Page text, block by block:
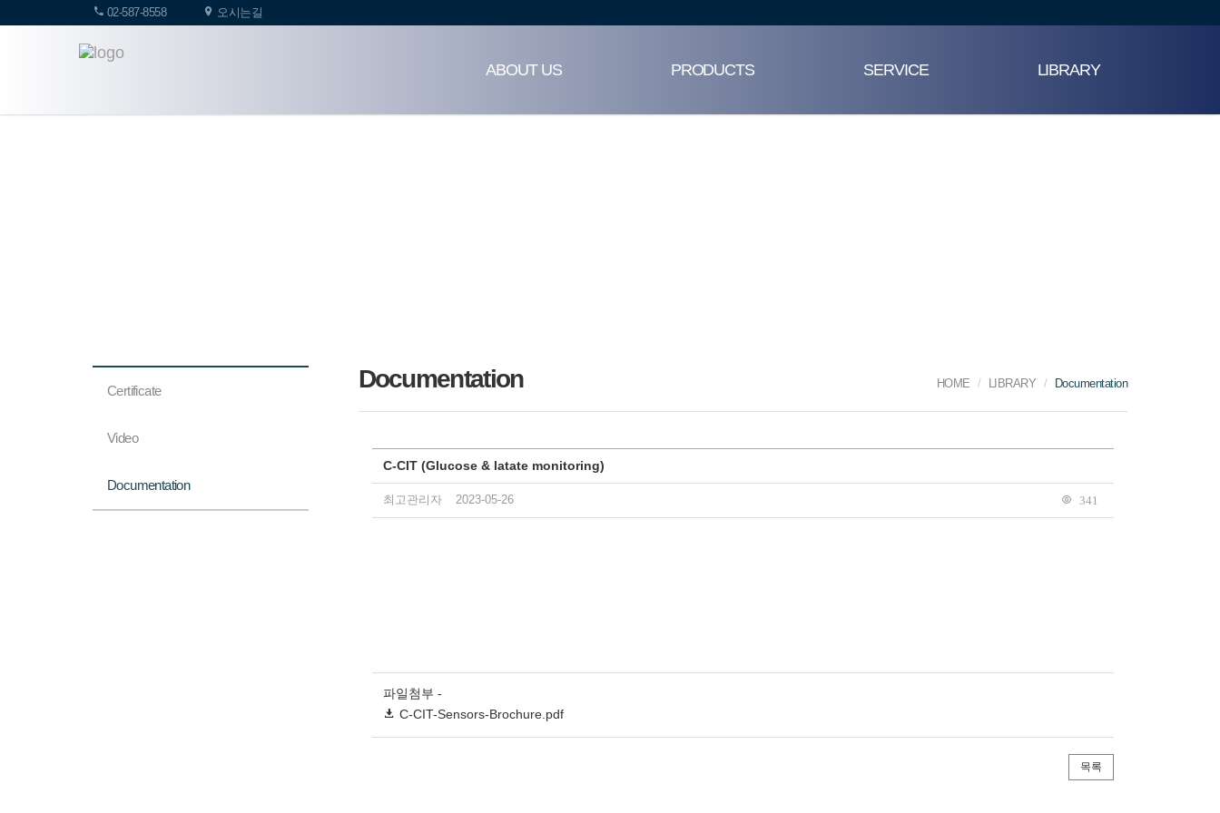
02-587-8558 오시는길
ABOUT US PRODUCTS SERVICE LIBRARY
Certificate
Video
Documentation
Documentation HOME LIBRARY Documentation
C-CIT (Glucose & latate monitoring)
최고관리자 2023-05-26 341
파일첨부 -
C-CIT-Sensors-Brochure.pdf
목록